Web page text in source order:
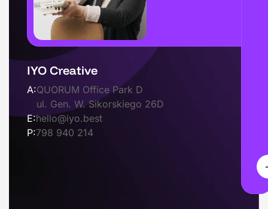
IYO Creative
A:QUORUM Office Park D
ul. Gen. W. Sikorskiego 26D
E:hello@iyo.best
P:798 940 214